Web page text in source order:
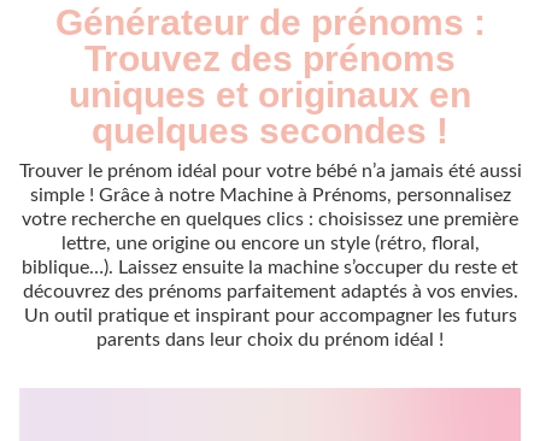
Générateur de prénoms :
Trouvez des prénoms
uniques et originaux en
quelques secondes !
Trouver le prénom idéal pour votre bébé n’a jamais été aussi
simple ! Grâce à notre Machine à Prénoms, personnalisez
votre recherche en quelques clics : choisissez une première
lettre, une origine ou encore un style (rétro, floral,
biblique…). Laissez ensuite la machine s’occuper du reste et
découvrez des prénoms parfaitement adaptés à vos envies.
Un outil pratique et inspirant pour accompagner les futurs
parents dans leur choix du prénom idéal !